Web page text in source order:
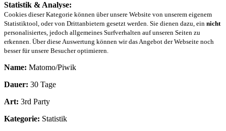
Statistik & Analyse:
Cookies dieser Kategorie können über unsere Website von unserem eigenem
Statistiktool, oder von Drittanbietern gesetzt werden. Sie dienen dazu, ein nicht
personalisiertes, jedoch allgemeines Surfverhalten auf unseren Seiten zu
erkennen. Über diese Auswertung können wir das Angebot der Webseite noch
besser für unsere Besucher optimieren.
Name: Matomo/Piwik
Dauer: 30 Tage
Art: 3rd Party
Kategorie: Statistik